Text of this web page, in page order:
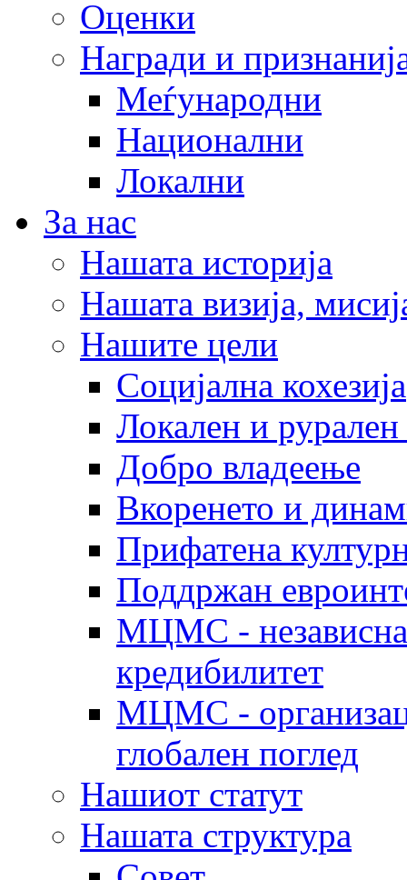
Оценки
Награди и
Меѓународни
Национални
Локални
За нас
Нашата историја
Нашата визија,
Нашите цели
Социјална кохезија
Локален и рурален
Добро владеење
Вкоренето и
Прифатена
Поддржан
МЦМС - независна
кредибилитет
МЦМС -
глобален поглед
Нашиот статут
Нашата структура